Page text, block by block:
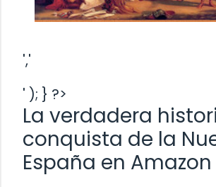
','
' ); } ?>
La verdadera
conquista de la
España en Amazon